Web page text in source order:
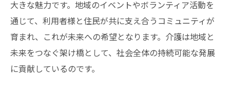
大きな魅力です。地域のイベントやボランティア活動を
通じて、利用者様と住民が共に支え合うコミュニティが
育まれ、これが未来への希望となります。介護は地域と
未来をつなぐ架け橋として、社会全体の持続可能な発展
に貢献しているのです。